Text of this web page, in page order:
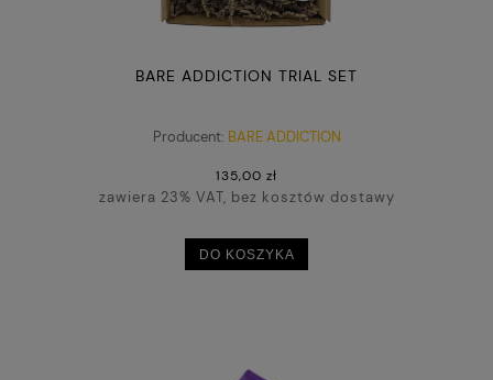
BARE ADDICTION TRIAL SET
Producent: BARE ADDICTION
135,00 zł
zawiera 23% VAT, bez kosztów dostawy
DO KOSZYKA